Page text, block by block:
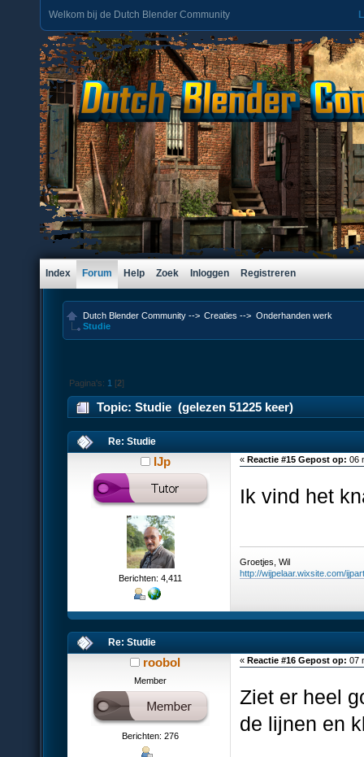
Welkom bij de Dutch Blender Community
Index Forum Help Zoek Inloggen Registreren
Dutch Blender Community --> Creaties --> Onderhanden werk
Studie
Pagina's: 1 [2]
Topic: Studie (gelezen 51225 keer)
Re: Studie
IJp
Berichten: 4,411
«Reactie #15 Gepost op: 06
Ik vind het
Groetjes, Wil
http://wijpelaar.wixsite.com/
Re: Studie
roobol
Member
Berichten: 276
«Reactie #16 Gepost op: 07
Ziet er heel
de lijnen en